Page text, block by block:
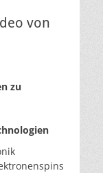
von
zu